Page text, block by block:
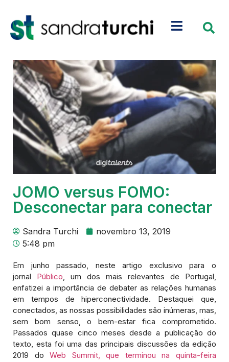
JOMO versus FOMO:
Desconectar para conectar
Sandra Turchi
novembro 13, 2019
5:48 pm
Em junho passado, neste artigo exclusivo para o
jornal Público, um dos mais relevantes de Portugal,
enfatizei a importância de debater as relações humanas
em tempos de hiperconectividade. Destaquei que,
conectados, as nossas possibilidades são inúmeras, mas,
sem bom senso, o bem-estar fica comprometido.
Passados quase cinco meses desde a publicação do
texto, esta foi uma das principais discussões da edição
2019 doWeb Summit, que terminou na quinta-feira